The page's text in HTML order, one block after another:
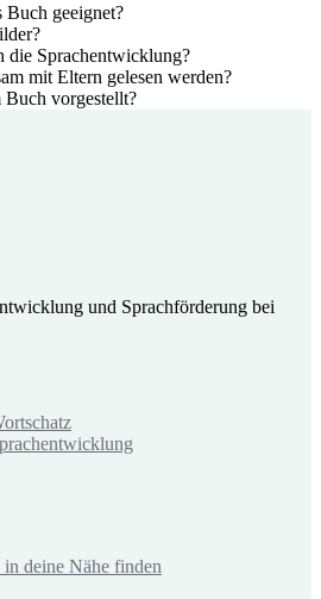
Buch geeignet?
die Sprachentwicklung?
mit Eltern gelesen werden?
Buch vorgestellt?
und Sprachförderung bei
deine Nähe finden